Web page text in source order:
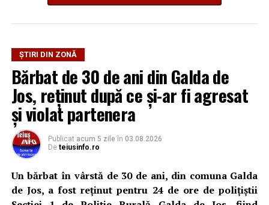
ȘTIRI DIN ZONĂ
Bărbat de 30 de ani din Galda de
Jos, reținut după ce și-ar fi agresat
și violat partenera
Publicat acum 5 zile în 03.08.2026
De teiusinfo.ro
Un bărbat în vârstă de 30 de ani, din comuna Galda
de Jos, a fost reținut pentru 24 de ore de polițiștii